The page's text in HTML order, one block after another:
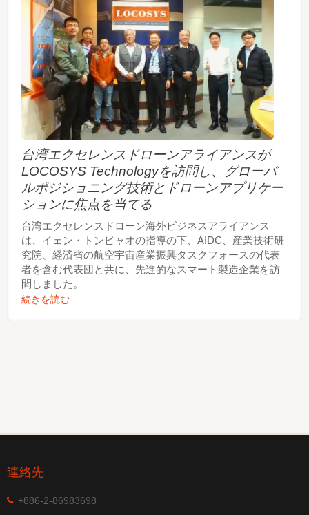
台湾エクセレンスドローンアライアンスが
LOCOSYS Technologyを訪問し、グローバ
ルポジショニング技術とドローンアプリケー
ションに焦点を当てる
台湾エクセレンスドローン海外ビジネスアライアンス
は、イェン・トンピャオの指導の下、AIDC、産業技術研
究院、経済省の航空宇宙産業振興タスクフォースの代表
者を含む代表団と共に、先進的なスマート製造企業を訪
問しました。
続きを読む
連絡先
+886-2-86983698